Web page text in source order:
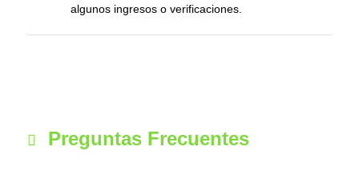
algunos ingresos o verificaciones.
Preguntas Frecuentes